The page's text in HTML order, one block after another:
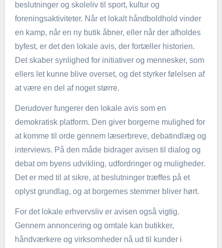
beslutninger og skoleliv til sport, kultur og
foreningsaktiviteter. Når et lokalt håndboldhold vinder
en kamp, når en ny butik åbner, eller når der afholdes
byfest, er det den lokale avis, der fortæller historien.
Det skaber synlighed for initiativer og mennesker, som
ellers let kunne blive overset, og det styrker følelsen af
at være en del af noget større.
Derudover fungerer den lokale avis som en
demokratisk platform. Den giver borgerne mulighed for
at komme til orde gennem læserbreve, debatindlæg og
interviews. På den måde bidrager avisen til dialog og
debat om byens udvikling, udfordringer og muligheder.
Det er med til at sikre, at beslutninger træffes på et
oplyst grundlag, og at borgernes stemmer bliver hørt.
For det lokale erhvervsliv er avisen også vigtig.
Gennem annoncering og omtale kan butikker,
håndværkere og virksomheder nå ud til kunder i